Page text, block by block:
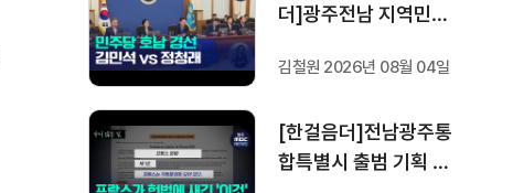
더]광주전남 지역민들
할까.. 변수는?
김철원 2026년 08월 04일
[한걸음더]전남광주통
합특별시 출범 기획 보